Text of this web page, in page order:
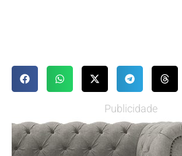
Publicidade